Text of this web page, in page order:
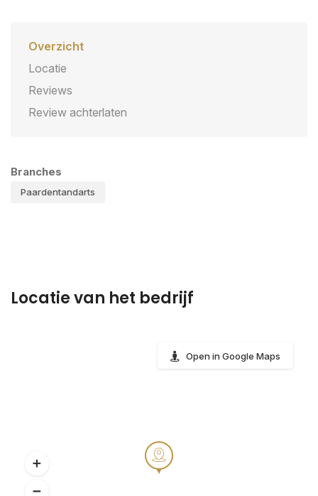
Overzicht
Locatie
Reviews
Review achterlaten
Branches
Paardentandarts
Locatie van het bedrijf
Open in Google Maps